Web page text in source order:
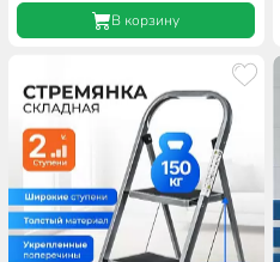
В корзину